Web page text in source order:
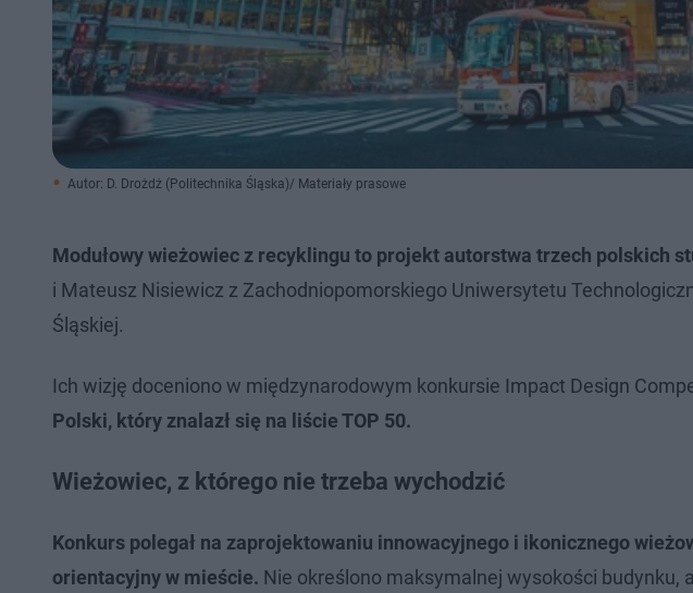
Autor: D. Drożdż (Politechnika Śląska)/ Materiały prasowe
Modułowy wieżowiec z recyklingu to projekt autorstwa trzech polskich
i Mateusz Nisiewicz z Zachodniopomorskiego Uniwersytetu
Śląskiej.
Ich wizję doceniono w międzynarodowym konkursie Impact Design
Polski, który znalazł się na liście TOP 50.
Wieżowiec, z którego nie trzeba wychodzić
Konkurs polegał na zaprojektowaniu innowacyjnego i ikonicznego
orientacyjny w mieście. Nie określono maksymalnej wysokości budynku,